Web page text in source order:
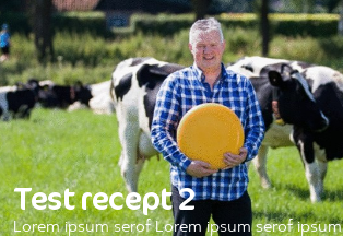
Test recept 2
Lorem ipsum serof Lorem ipsum serof ipsum